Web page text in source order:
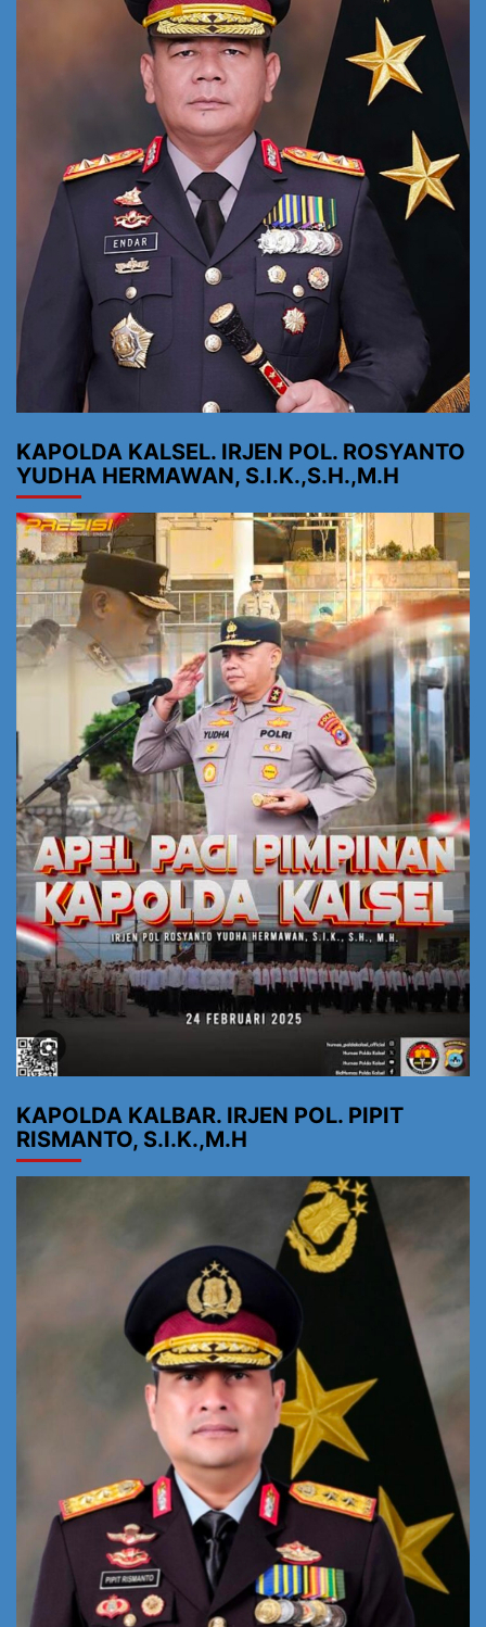
KAPOLDA KALSEL. IRJEN POL. ROSYANTO
YUDHA HERMAWAN, S.I.K.,S.H.,M.H
KAPOLDA KALBAR. IRJEN POL. PIPIT
RISMANTO, S.I.K.,M.H